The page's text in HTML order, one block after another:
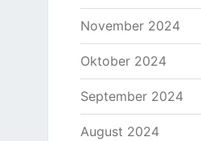
November 2024
Oktober 2024
September 2024
August 2024